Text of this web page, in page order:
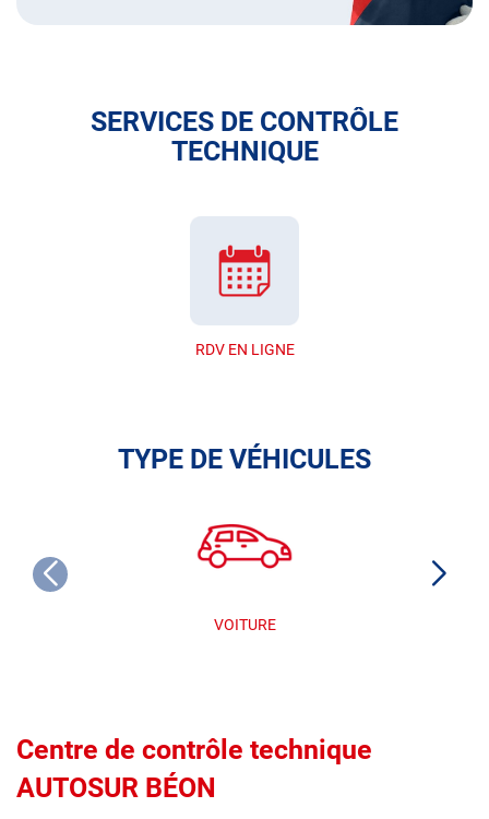
SERVICES DE CONTRÔLE
TECHNIQUE
RDV EN LIGNE
TYPE DE VÉHICULES
VOITURE
Centre de contrôle technique
AUTOSUR BÉON